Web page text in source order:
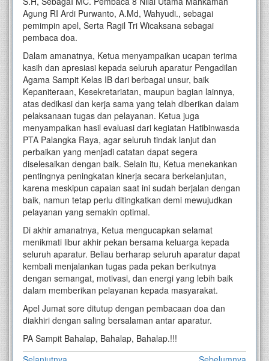
Agung RI Ardi Purwanto, A.Md, Wahyudi., sebagai
pemimpin apel, Serta Ragil Tri Wicaksana sebagai
pembaca doa.
Dalam amanatnya, Ketua menyampaikan ucapan terima
kasih dan apresiasi kepada seluruh aparatur Pengadilan
Agama Sampit Kelas IB dari berbagai unsur, baik
Kepaniteraan, Kesekretariatan, maupun bagian lainnya,
atas dedikasi dan kerja sama yang telah diberikan dalam
pelaksanaan tugas dan pelayanan. Ketua juga
menyampaikan hasil evaluasi dari kegiatan Hatibinwasda
PTA Palangka Raya, agar seluruh tindak lanjut dan
perbaikan yang menjadi catatan dapat segera
diselesaikan dengan baik. Selain itu, Ketua menekankan
pentingnya peningkatan kinerja secara berkelanjutan,
karena meskipun capaian saat ini sudah berjalan dengan
baik, namun tetap perlu ditingkatkan demi mewujudkan
pelayanan yang semakin optimal.
Di akhir amanatnya, Ketua mengucapkan selamat
menikmati libur akhir pekan bersama keluarga kepada
seluruh aparatur. Beliau berharap seluruh aparatur dapat
kembali menjalankan tugas pada pekan berikutnya
dengan semangat, motivasi, dan energi yang lebih baik
dalam memberikan pelayanan kepada masyarakat.
Apel Jumat sore ditutup dengan pembacaan doa dan
diakhiri dengan saling bersalaman antar aparatur.
PA Sampit Bahalap, Bahalap, Bahalap.!!!